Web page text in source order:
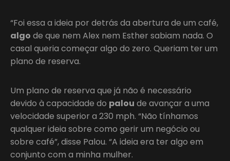
“Foi essa a ideia por detrás da abertura de um café,
algo de que nem Alex nem Esther sabiam nada. O
casal queria começar algo do zero. Queriam ter um
plano de reserva.
Um plano de reserva que já não é necessário
devido à capacidade do palou de avançar a uma
velocidade superior a 230 mph. “Não tínhamos
qualquer ideia sobre como gerir um negócio ou
sobre café”, disse Palou. “A ideia era ter algo em
conjunto com a minha mulher.